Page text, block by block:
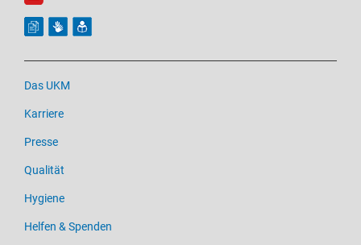
Das UKM
Karriere
Presse
Qualität
Hygiene
Helfen & Spenden